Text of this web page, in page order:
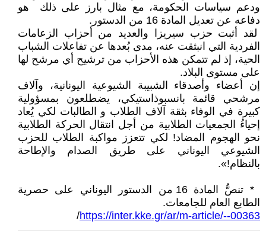
ودعم سياسات الحكومة، مع مثال بارز على ذلك هو
دفاعه عن تعديل المادة 16 من الدستور.
لقد أثبت حزب سيريزا والعديد من أحزاب الزعامات
الفردية التي انبثقت عنه، مدى بُعدها عن تفاعلات الشباب
الحية، إذ لم تتمكن هذه اﻷحزاب من ترشيح أي مرشح لها
على مستوى البلاد.
إن أعضاء وأصدقاء الشبيبة الشيوعية اليونانية، وآلاف
مرشحي قائمة بانسبوذاستيكي، يضطلعون بمسؤولية
كبيرة في الوفاء بثقة آلاف الطلاب و الطالبات لكي يُعاد
إحياءُ الجمعيات الطلابية من أجل انتقال الحركة الطلابية
نحو الهجوم المضاد! لكي تتعزز مواكبة الطلاب للحزب
الشيوعي اليوناني على طريق الصدام والإطاحة
بالنظام!».
* تنصُّ المادة 16 من الدستور اليوناني على حصرية
الطابع العام للجامعات.
https://inter.kke.gr/ar/m-article/--00363
/